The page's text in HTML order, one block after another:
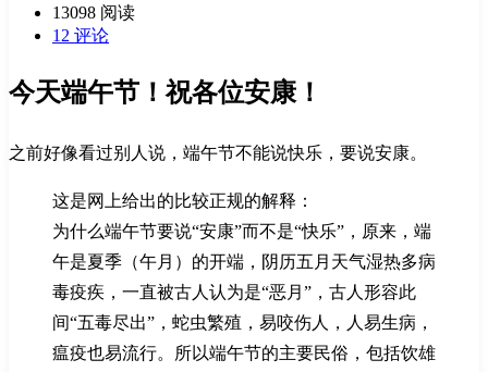
13098 阅读
12 评论
今天端午节！祝各位安康！
之前好像看过别人说，端午节不能说快乐，要说安康。
这是网上给出的比较正规的解释：
为什么端午节要说“安康”而不是“快乐”，原来，端
午是夏季（午月）的开端，阴历五月天气湿热多病
毒疫疾，一直被古人认为是“恶月”，古人形容此
间“五毒尽出”，蛇虫繁殖，易咬伤人，人易生病，
瘟疫也易流行。所以端午节的主要民俗，包括饮雄